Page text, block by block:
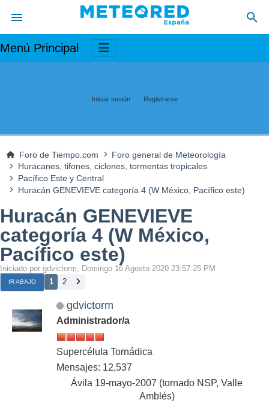
Menú Principal
Iniciar sesión Registrarse
Foro de Tiempo.com
Foro general de Meteorología
Huracanes, tifones, ciclones, tormentas tropicales
Pacífico Este y Central
Huracán GENEVIEVE categoría 4 (W México, Pacífico este)
Huracán GENEVIEVE
categoría 4 (W México,
Pacífico este)
Iniciado por gdvictorm, Domingo 16 Agosto 2020 23:57:25 PM
IR ABAJO 1 2
gdvictorm
Administrador/a
Supercélula Tornádica
Mensajes: 12,537
Ávila 19-mayo-2007 (tornado NSP, Valle
Amblés)